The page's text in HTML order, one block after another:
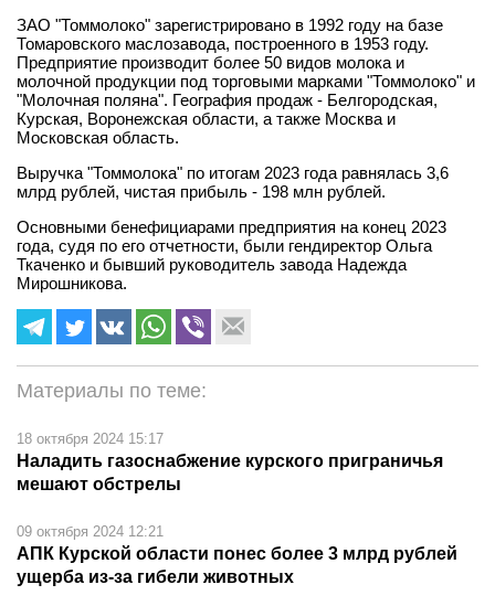
ЗАО "Томмолоко" зарегистрировано в 1992 году на базе
Томаровского маслозавода, построенного в 1953 году.
Предприятие производит более 50 видов молока и
молочной продукции под торговыми марками "Томмолоко" и
"Молочная поляна". География продаж - Белгородская,
Курская, Воронежская области, а также Москва и
Московская область.
Выручка "Томмолока" по итогам 2023 года равнялась 3,6
млрд рублей, чистая прибыль - 198 млн рублей.
Основными бенефициарами предприятия на конец 2023
года, судя по его отчетности, были гендиректор Ольга
Ткаченко и бывший руководитель завода Надежда
Мирошникова.
Материалы по теме:
18 октября 2024 15:17
Наладить газоснабжение курского приграничья
мешают обстрелы
09 октября 2024 12:21
АПК Курской области понес более 3 млрд рублей
ущерба из-за гибели животных